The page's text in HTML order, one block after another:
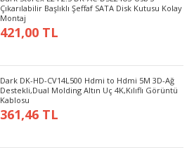
Çıkarılabilir Başlıklı Şeffaf SATA Disk Kutusu Kolay
Montaj
421,00 TL
Dark DK-HD-CV14L500 Hdmi to Hdmi 5M 3D-Ağ
Destekli,Dual Molding Altın Uç 4K,Kılıflı Görüntü
Kablosu
361,46 TL